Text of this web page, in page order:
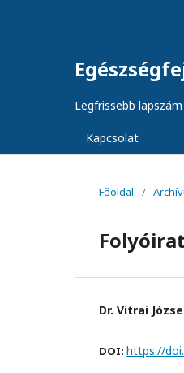
Legfrissebb lapszám
Kapcsolat
Főoldal /
Dr. Vitrai
DOI: https://